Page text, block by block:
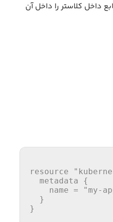
داخل کلاستر را داخل آن
resource
  metadata {
    name =
"my-
  }
}